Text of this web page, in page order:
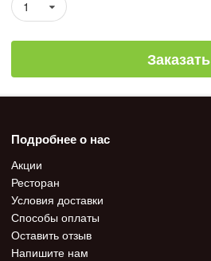
1
Заказать
Подробнее о нас
Акции
Ресторан
Условия доставки
Способы оплаты
Оставить отзыв
Напишите нам